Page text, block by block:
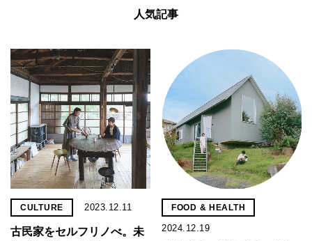
人気記事
CULTURE 2023.12.11
古民家をセルフリノべ。未
FOOD & HEALTH
2024.12.19